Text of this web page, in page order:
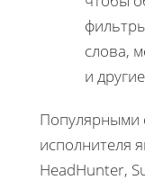
слова,
и
Популярными
исполнителя
HeadHunter,